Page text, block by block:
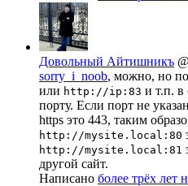
Довольный Айтишникъ
sorry_i_noob, можно, но
или http://ip:83 и т.п.
порту. Если порт не
https это 443, таким
http://mysite.local:80
http://mysite.local:81
другой сайт.
Написано более трёх лет